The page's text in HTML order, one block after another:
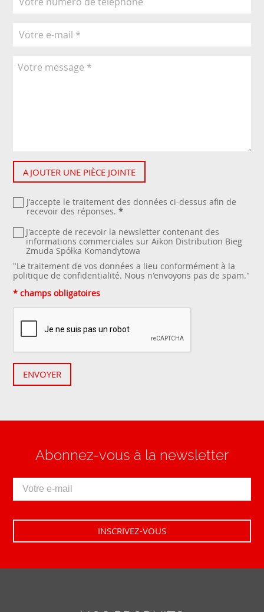
AJOUTER UNE PIÈCE JOINTE
J'accepte le traitement des données ci-dessus afin de
recevoir des réponses. *
J'accepte de recevoir la newsletter contenant des
informations commerciales sur Aikon Distribution Bieg
Żmuda Spółka Komandytowa
"Le traitement de vos données a lieu conformément à la
politique de confidentialité. Nous n'envoyons pas de spam."
* champs obligatoires
ENVOYER
Abonnez-vous à la newsletter